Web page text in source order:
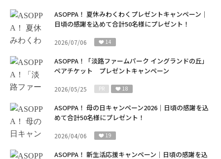
ASOPPA！ 夏休みわくわくプレゼントキャンペーン｜
日頃の感謝を込めて合計50名様にプレゼント！
2026/07/06 14
ASOPPA！「淡路ファームパーク イングランドの丘」
ペアチケット プレゼントキャンペーン
2026/05/25 PR 18
ASOPPA！ 母の日キャンペーン2026｜日頃の感謝を込
めて合計50名様にプレゼント！
2026/04/06 19
ASOPPA！ 新生活応援キャンペーン｜日頃の感謝を込